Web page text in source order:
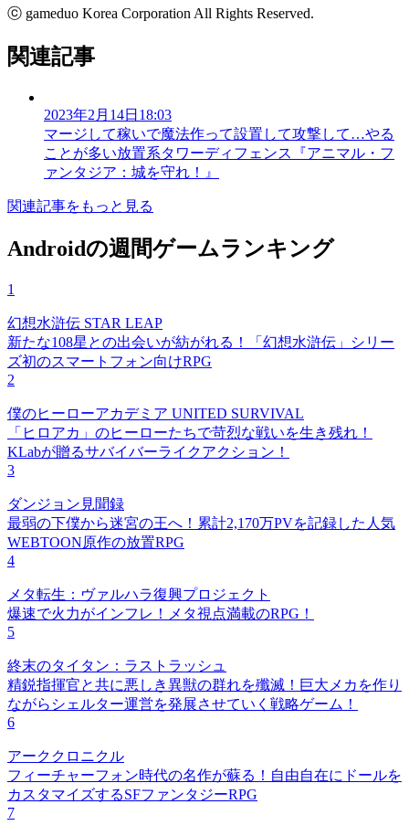
ⓒ gameduo Korea Corporation All Rights Reserved.
関連記事
2023年2月14日18:03
マージして稼いで魔法作って設置して攻撃して…やる
ことが多い放置系タワーディフェンス『アニマル・フ
ァンタジア：城を守れ！』
関連記事をもっと見る
Androidの週間ゲームランキング
1
幻想水滸伝 STAR LEAP
新たな108星との出会いが紡がれる！「幻想水滸伝」シリー
ズ初のスマートフォン向けRPG
2
僕のヒーローアカデミア UNITED SURVIVAL
「ヒロアカ」のヒーローたちで苛烈な戦いを生き残れ！
KLabが贈るサバイバーライクアクション！
3
ダンジョン見聞録
最弱の下僕から迷宮の王へ！累計2,170万PVを記録した人気
WEBTOON原作の放置RPG
4
メタ転生：ヴァルハラ復興プロジェクト
爆速で火力がインフレ！メタ視点満載のRPG！
5
終末のタイタン：ラストラッシュ
精鋭指揮官と共に悪しき異獣の群れを殲滅！巨大メカを作り
ながらシェルター運営を発展させていく戦略ゲーム！
6
アーククロニクル
フィーチャーフォン時代の名作が蘇る！自由自在にドールを
カスタマイズするSFファンタジーRPG
7